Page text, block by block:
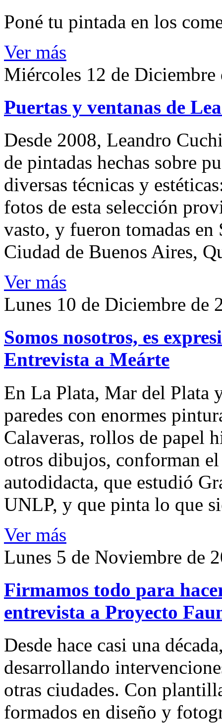
Poné tu pintada en los
Ver más
Miércoles 12 de Diciembre
Puertas y ventanas de
Desde 2008, Leandro
de pintadas hechas sobre
diversas técnicas y
fotos de esta selección
vasto, y fueron tomadas
Ciudad de Buenos Aires,
Ver más
Lunes 10 de Diciembre de
Somos nosotros, es
Entrevista a Meárte
En La Plata, Mar del Plata
paredes con enormes
Calaveras, rollos de papel
otros dibujos, conforman
autodidacta, que estudió
UNLP, y que pinta lo que
Ver más
Lunes 5 de Noviembre de
Firmamos todo para
entrevista a Proyecto
Desde hace casi una
desarrollando
otras ciudades. Con
formados en diseño y